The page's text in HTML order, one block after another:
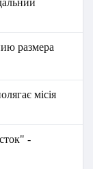
размера
місія
-